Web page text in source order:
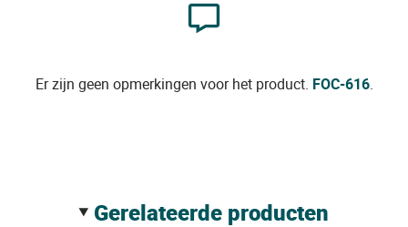
Er zijn geen opmerkingen voor het product. FOC-616.
gerelateerde producten